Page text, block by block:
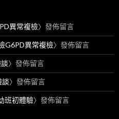
異常複檢〉發佈留言
G6PD異常複檢〉發佈留言
〉發佈留言
談〉發佈留言
班初體驗〉發佈留言